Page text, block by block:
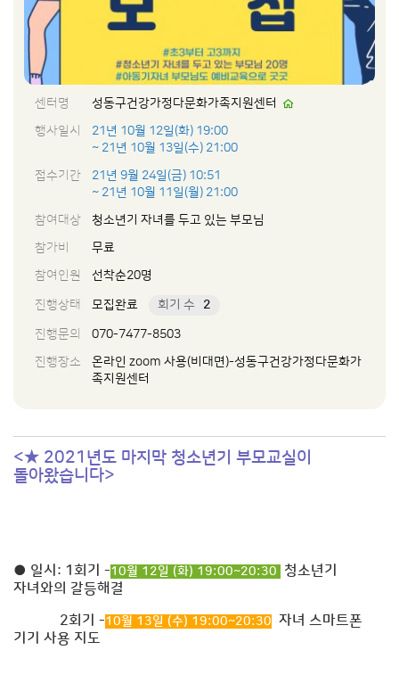
센터명
성동구건강가정다문화가족지원센터
행사일시
21년 10월 12일(화) 19:00
~ 21년 10월 13일(수) 21:00
접수기간
21년 9월 24일(금) 10:51
~ 21년 10월 11일(월) 21:00
참여대상
청소년기 자녀를 두고 있는 부모님
참가비
무료
참여인원
선착순20명
진행상태 모집완료 회기 수 2
진행문의
070-7477-8503
진행장소
온라인 zoom 사용(비대면)-성동구건강가정다문화가
족지원센터
<★ 2021년도 마지막 청소년기 부모교실이
돌아왔습니다>
● 일시: 1회기 -10월 12일 (화) 19:00~20:30
청소년기
자녀와의 갈등해결
2회기 -10월 13일 (수) 19:00~20:30 자녀 스마트폰
기기 사용 지도